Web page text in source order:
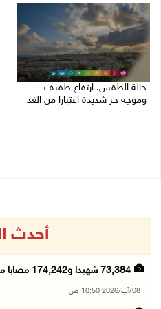
حالة الطقس: ارتفاع طفيف
وموجة حر شديدة اعتبارا من الغد
أحدث
73,384 شهيدا و174,242 مصابا منذ بدء حرب الإبا ...
08/آب/2026 10:50 ص